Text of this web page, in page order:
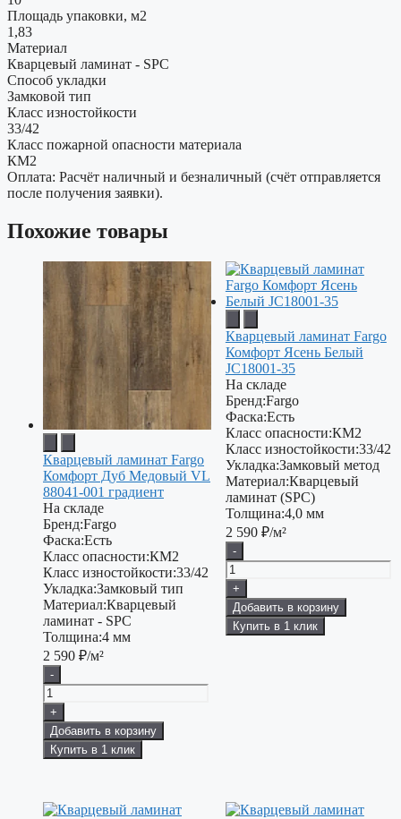
Площадь упаковки, м2
1,83
Материал
Кварцевый ламинат - SPC
Способ укладки
Замковой тип
Класс изностойкости
33/42
Класс пожарной опасности материала
КМ2
Оплата: Расчёт наличный и безналичный (счёт отправляется
после получения заявки).
Похожие товары
Кварцевый ламинат Fargo
Комфорт Дуб Медовый VL
88041-001 градиент
На складе
Бренд:Fargo
Фаска:Есть
Класс опасности:КМ2
Класс изностойкости:33/42
Укладка:Замковый тип
Материал:Кварцевый
ламинат - SPC
Толщина:4 мм
2 590 ₽/м²
-
+
Добавить в корзину
Купить в 1 клик
Кварцевый ламинат Fargo
Комфорт Ясень Белый
JC18001-35
На складе
Бренд:Fargo
Фаска:Есть
Класс опасности:КМ2
Класс изностойкости:33/42
Укладка:Замковый метод
Материал:Кварцевый
ламинат (SPC)
Толщина:4,0 мм
2 590 ₽/м²
-
+
Добавить в корзину
Купить в 1 клик